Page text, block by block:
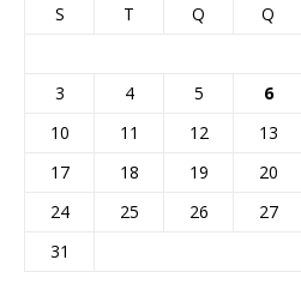
S T Q Q
3
4 5 6
10
11 12 13
17
18 19 20
24
25 26 27
31